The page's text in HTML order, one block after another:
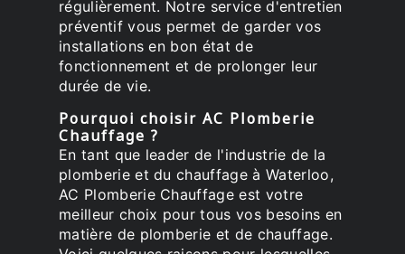
régulièrement. Notre service d'entretien
préventif vous permet de garder vos
installations en bon état de
fonctionnement et de prolonger leur
durée de vie.
Pourquoi choisir AC Plomberie
Chauffage ?
En tant que leader de l'industrie de la
plomberie et du chauffage à Waterloo,
AC Plomberie Chauffage est votre
meilleur choix pour tous vos besoins en
matière de plomberie et de chauffage.